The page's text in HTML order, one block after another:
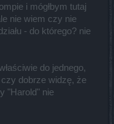
i mógłbym tutaj
nie wiem czy nie
- do którego? nie
do jednego,
dobrze widzę, że
"Harold" nie